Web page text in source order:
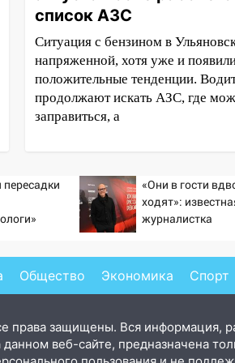
список АЗС
Ситуация с бензином в
напряженной, хотя уже и
положительные тенденции.
продолжают искать АЗС, где
заправиться, а
«Они в гости
ходят»:
журналистка
Общество Экономика Спорт
права защищены. Вся информация,
данном веб-сайте, предназначена